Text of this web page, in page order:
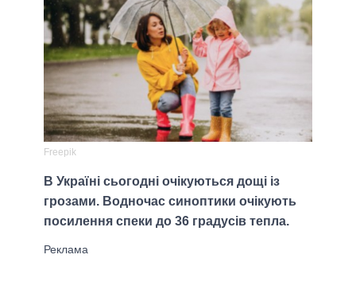
Freepik
В Україні сьогодні очікуються дощі із
грозами. Водночас синоптики очікують
посилення спеки до 36 градусів тепла.